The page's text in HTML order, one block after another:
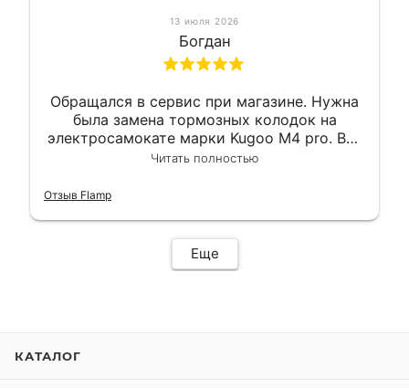
13 июля 2026
Богдан
Обращался в сервис при магазине. Нужна
была замена тормозных колодок на
электросамокате марки Kugoo M4 pro. Всё
сделали в лучшем виде и в максимально
гарантии, поэтому и обратился в этот
Читать полностью
Отзыв Flamp
Еще
КАТАЛОГ